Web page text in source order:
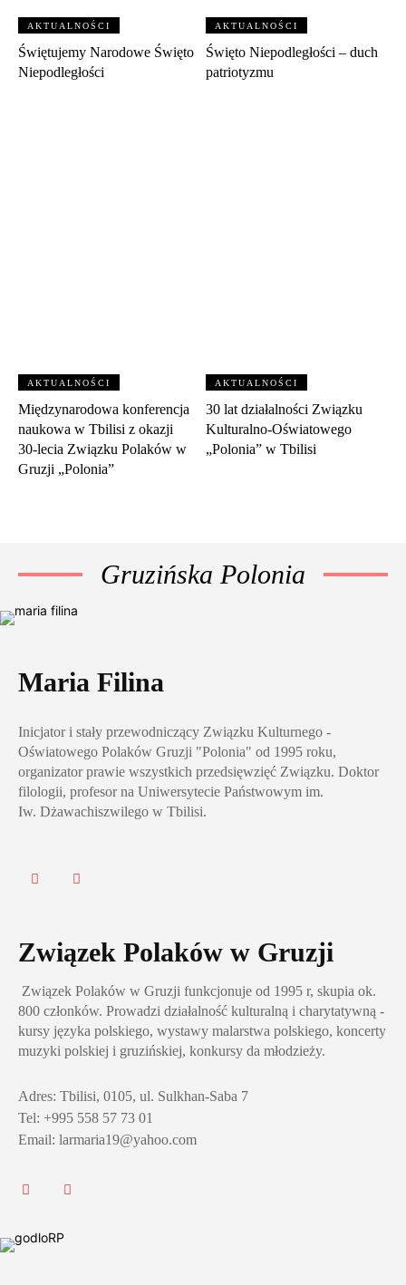
AKTUALNOŚCI
Świętujemy Narodowe Święto
Niepodległości
AKTUALNOŚCI
Święto Niepodległości – duch
patriotyzmu
AKTUALNOŚCI
Międzynarodowa konferencja
naukowa w Tbilisi z okazji
30‑lecia Związku Polaków w
Gruzji „Polonia”
AKTUALNOŚCI
30 lat działalności Związku
Kulturalno-Oświatowego
„Polonia” w Tbilisi
Gruzińska Polonia
Maria Filina
Inicjator i stały przewodniczący Związku Kulturnego -
Oświatowego Polaków Gruzji "Polonia" od 1995 roku,
organizator prawie wszystkich przedsięwzięć Związku. Doktor
filologii, profesor na Uniwersytecie Państwowym im.
Iw. Dżawachiszwilego w Tbilisi.
Związek Polaków w Gruzji
Związek Polaków w Gruzji funkcjonuje od 1995 r, skupia ok.
800 członków. Prowadzi działalność kulturalną i charytatywną -
kursy języka polskiego, wystawy malarstwa polskiego, koncerty
muzyki polskiej i gruzińskiej, konkursy da młodzieży.
Adres: Tbilisi, 0105, ul. Sulkhan-Saba 7
Tel: +995 558 57 73 01
Email: larmaria19@yahoo.com